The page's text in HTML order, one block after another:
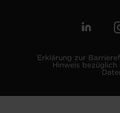
Erklärung zur
Hinweis